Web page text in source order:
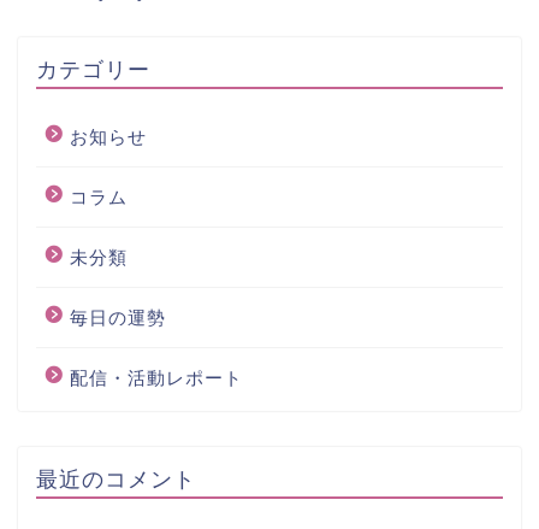
カテゴリー
お知らせ
コラム
未分類
毎日の運勢
配信・活動レポート
最近のコメント